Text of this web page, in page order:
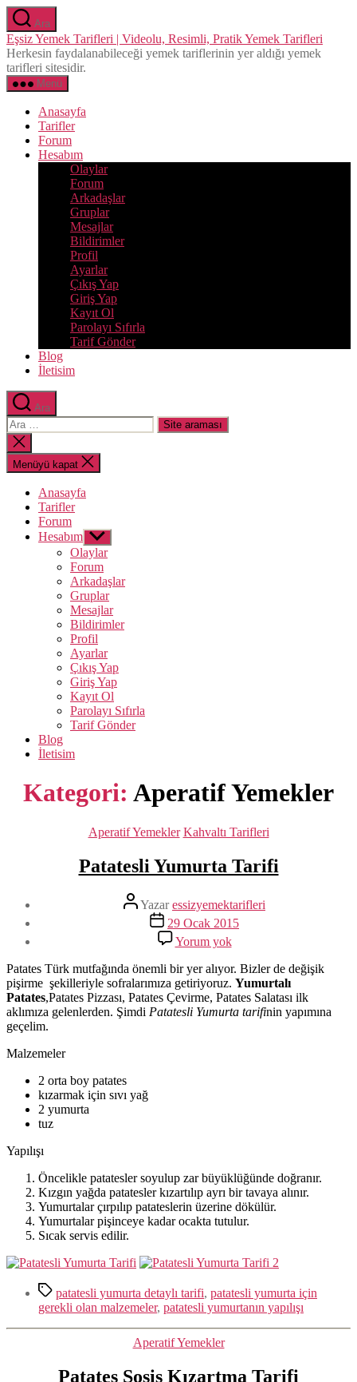
İçeriğe
atla
Ara
Eşsiz Yemek Tarifleri | Videolu, Resimli, Pratik Yemek Tarifleri
Herkesin faydalanabileceği yemek tariflerinin yer aldığı yemek
tarifleri sitesidir.
Menü
Anasayfa
Tarifler
Forum
Hesabım
Olaylar
Forum
Arkadaşlar
Gruplar
Mesajlar
Bildirimler
Profil
Ayarlar
Çıkış Yap
Giriş Yap
Kayıt Ol
Parolayı Sıfırla
Tarif Gönder
Blog
İletisim
Ara
Arama
yap:
Aramayı
kapat
Menüyü kapat
Anasayfa
Tarifler
Forum
Hesabım Alt
menüyü
göster
Olaylar
Forum
Arkadaşlar
Gruplar
Mesajlar
Bildirimler
Profil
Ayarlar
Çıkış Yap
Giriş Yap
Kayıt Ol
Parolayı Sıfırla
Tarif Gönder
Blog
İletisim
Kategori: Aperatif Yemekler
Kategoriler
Aperatif Yemekler Kahvaltı Tarifleri
Patatesli Yumurta Tarifi
Yazının
yazarı
Yazaressizyemektarifleri
Yazı
tarihi
29 Ocak 2015
Yorum yokPatatesli
Yumurta
Tarifi
Patates Türk mutfağında önemli bir yer alıyor. Bizler de değişik
pişirme şekilleriyle sofralarımıza getiriyoruz. Yumurtalı
Patates,Patates Pizzası, Patates Çevirme, Patates Salatası ilk
aklımıza gelenlerden. Şimdi Patatesli Yumurta tarifinin yapımına
geçelim.
Malzemeler
2 orta boy patates
kızarmak için sıvı yağ
2 yumurta
tuz
Yapılışı
Öncelikle patatesler soyulup zar büyüklüğünde doğranır.
Kızgın yağda patatesler kızartılıp ayrı bir tavaya alınır.
Yumurtalar çırpılıp patateslerin üzerine dökülür.
Yumurtalar pişinceye kadar ocakta tutulur.
Sıcak servis edilir.
Etiketler
patatesli yumurta detaylı tarifi, patatesli yumurta için
gerekli olan malzemeler, patatesli yumurtanın yapılışı
Kategoriler
Aperatif Yemekler
Patates Sosis Kızartma Tarifi